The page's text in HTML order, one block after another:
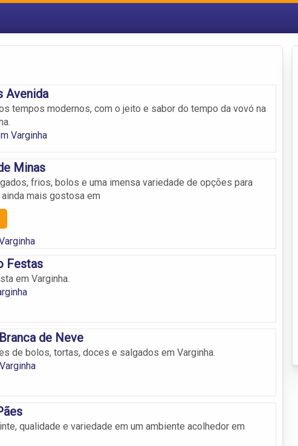
Avenida
tempos modernos, com o jeito e sabor do tempo da vovó na
Varginha
Minas
frios, bolos e uma imensa variedade de opções para
mais gostosa em
Festas
em Varginha.
de Neve
de bolos, tortas, doces e salgados em Varginha.
qualidade e variedade em um ambiente acolhedor em